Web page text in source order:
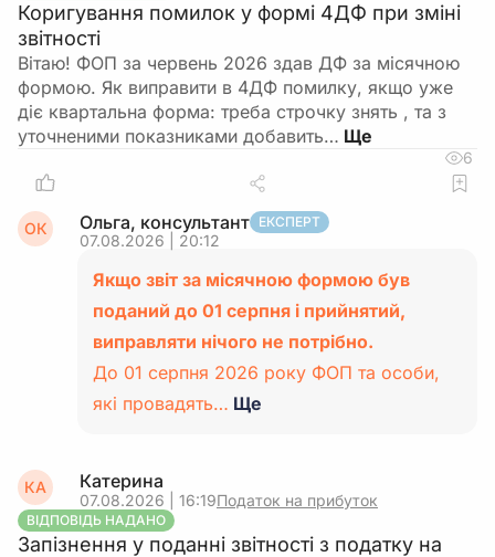
Коригування помилок у формі 4ДФ при зміні
звітності
Вітаю! ФОП за червень 2026 здав ДФ за місячною
формою. Як виправити в 4ДФ помилку, якщо уже
діє квартальна форма: треба строчку знять , та з
уточненими показниками добавить…
6
ОК Ольга, консультант ЕКСПЕРТ
07.08.2026 | 20:12
Якщо звіт за місячною формою був
поданий до 01 серпня і прийнятий,
виправляти нічого не потрібно.
До 01 серпня 2026 року ФОП та особи,
які провадять… Ще
КА Катерина
07.08.2026 | 16:19Податок на прибуток
ВІДПОВІДЬ НАДАНО
Запізнення у поданні звітності з податку на